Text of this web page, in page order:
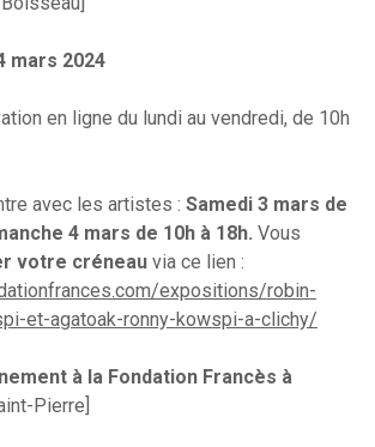
mars 2024
en ligne du lundi au vendredi, de 10h
avec les artistes : Samedi 3 mars de
4 mars de 10h à 18h. Vous
votre créneau via ce lien :
expositions/robin-
et-agatoak-ronny-kowspi-a-clichy/
à la Fondation Francès à
Pierre]